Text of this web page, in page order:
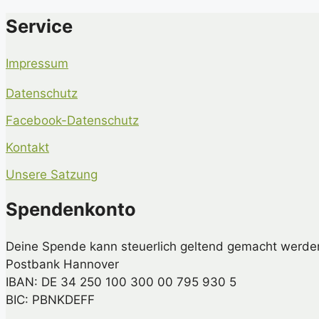
Service
Impressum
Datenschutz
Facebook-Datenschutz
Kontakt
Unsere Satzung
Spendenkonto
Deine Spende kann steuerlich geltend gemacht
Postbank Hannover
IBAN: DE 34 250 100 300 00 795 930 5
BIC: PBNKDEFF